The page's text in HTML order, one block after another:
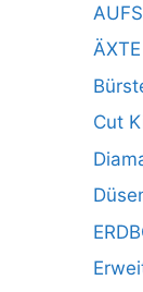
ÄXTE
Cut